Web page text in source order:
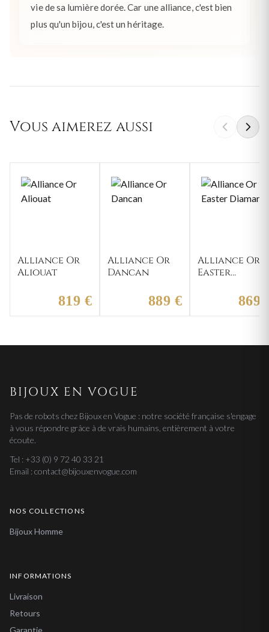
vie de sa lumière dorée. Car une alliance, c'est bien
plus qu'un bijou, c'est un héritage.
Vous aimerez aussi
Alliance Or
Aliouat
819 €
Alliance Or
Dancan
889 €
Alliance Or
Easter
869
BIJOUX EN VOGUE
Pas de robots chez Bijoux en Vogue : notre société française s'engage
à vous répondre grâce à de vrais humains, entièrement à votre
écoute.
Tel : +33 (0) 9 72 40 33 21
Email : contact@bijouxenvogue.com
NOS COLLECTIONS
Bijoux Homme
INFORMATIONS
Livraison
Retours